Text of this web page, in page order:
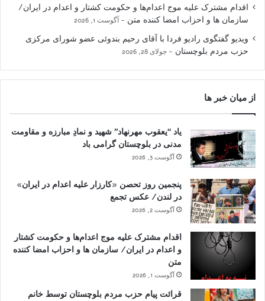
اقدام مشترک علیه موج اعدام‌ها و حکومت کشتار و اعدام در ایران/
سازمان ها و احزاب امضا کننده متن
آگوست 1, 2026
ویدیو گفتگوی رادیو فردا با آقای رحیم بندوئی عضو شورای مرکزی
حزب مردم بلوچستان
جولای 28, 2026
از میان خبر ها
یاد “یعقوب مهرنهاد” شهید و نمادِ مبارزه و مقاومت
مدنی در بلوچستان گرامی باد
آگوست 3, 2026
پنجمین روز تحصن «کارزار علیه اعدام در ایران»
در لندن/ عکس تجمع
آگوست 2, 2026
اقدام مشترک علیه موج اعدام‌ها و حکومت کشتار
و اعدام در ایران/ سازمان ها و احزاب امضا کننده
متن
آگوست 1, 2026
قرائت پیام حزب مردم بلوچستان توسط خانم